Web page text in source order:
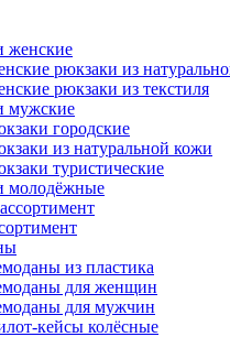
женские
рюкзаки из
рюкзаки из текстиля
мужские
городские
из натуральной кожи
туристические
молодёжные
из пластика
для женщин
для мужчин
кейсы колёсные